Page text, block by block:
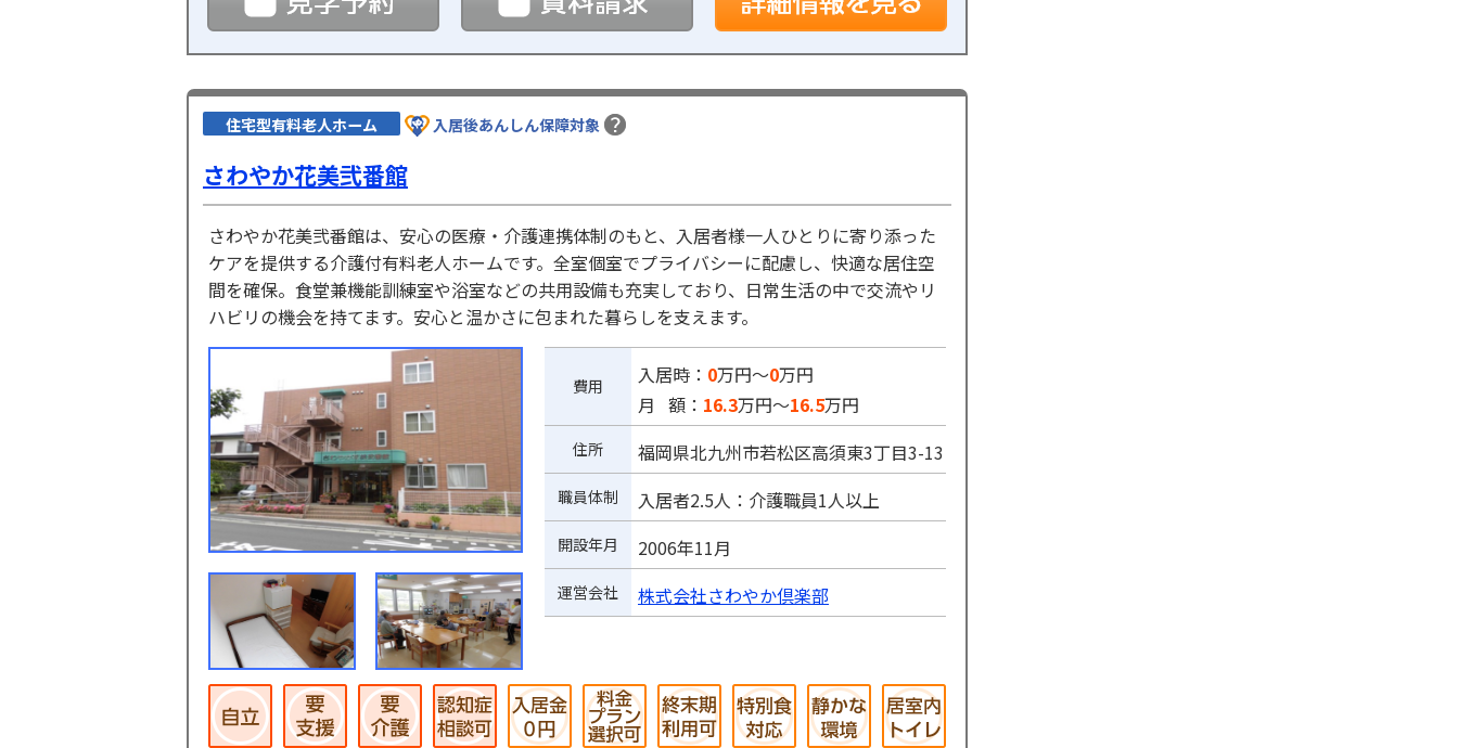
住宅型有料老人ホーム 入居後あんしん保障対象
さわやか花美弐番館
さわやか花美弐番館は、安心の医療・介護連携体制のもと、入居者様一人ひとりに寄り添った
ケアを提供する介護付有料老人ホームです。全室個室でプライバシーに配慮し、快適な居住空
間を確保。食堂兼機能訓練室や浴室などの共用設備も充実しており、日常生活の中で交流やリ
ハビリの機会を持てます。安心と温かさに包まれた暮らしを支えます。
費用 入居時： 0万円～0万円
月 額： 16.3万円～16.5万円
住所 福岡県北九州市若松区高須東3丁目3-13
職員体制 入居者2.5人：介護職員1人以上
開設年月 2006年11月
運営会社 株式会社さわやか倶楽部